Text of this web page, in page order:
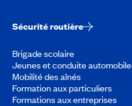
Sécurité routière
Brigade scolaire
Jeunes et conduite automobile
Mobilité des aînés
Formation aux particuliers
Formations aux entreprises